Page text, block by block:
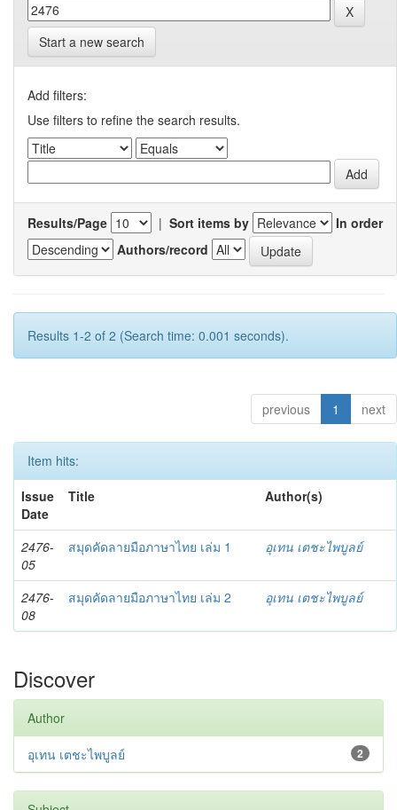
Start a new search
Add filters:
Use filters to refine the search results.
Results/Page | Sort items by
In order
Authors/record
Results 1-2 of 2 (Search time: 0.001 seconds).
previous 1 next
Item hits:
Issue
Date
Title Author(s)
2476-
05
สมุดคัดลายมือภาษาไทย เล่ม 1 อุเทน เตชะไพบูลย์
2476-
08
สมุดคัดลายมือภาษาไทย เล่ม 2 อุเทน เตชะไพบูลย์
Discover
Author
2
อุเทน เตชะไพบูลย์